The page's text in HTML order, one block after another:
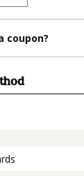
coupon?